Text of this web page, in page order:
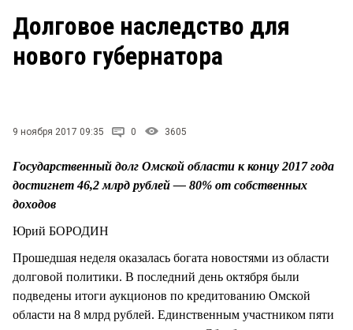
ЗАКОН
НОВОСТИ КОМПАНИЙ
СТИЛЬ ЖИЗНИ
Рейтинги
Блоги
Долговое наследство для
нового губернатора
9 ноября 2017 09:35 0 3605
Государственный долг Омской области к концу 2017 года
достигнет 46,2 млрд рублей — 80% от собственных
доходов
Юрий БОРОДИН
Прошедшая неделя оказалась богата новостями из области
долговой политики. В последний день октября были
подведены итоги аукционов по кредитованию Омской
области на 8 млрд рублей. Единственным участником пяти